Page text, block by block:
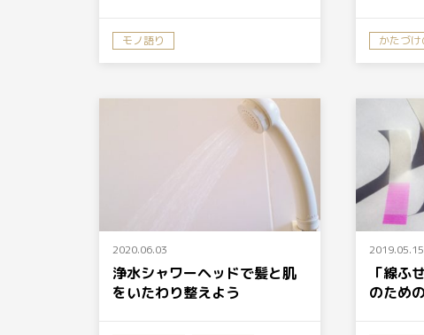
モノ語り かたづ
2020.06.03
浄水シャワーヘッドで髪と肌
をいたわり整えよう
2019.05.15
「線ふ
のため